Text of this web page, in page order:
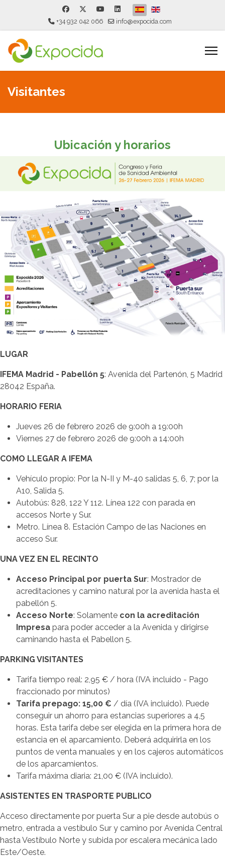
Seleccione su idioma
+34 932 042 066 info@expocida.com
Visitantes
Ubicación y horarios
LUGAR
IFEMA Madrid - Pabellón 5: Avenida del Partenón, 5 Madrid
28042 España.
HORARIO FERIA
Jueves 26 de febrero 2026 de 9:00h a 19:00h
Viernes 27 de febrero 2026 de 9:00h a 14:00h
COMO LLEGAR A IFEMA
Vehículo propio: Por la N-II y M-40 salidas 5, 6, 7; por la
A10, Salida 5.
Autobús: 828, 122 Y 112. Línea 122 con parada en
accesos Norte y Sur.
Metro. Línea 8. Estación Campo de las Naciones en
acceso Sur.
UNA VEZ EN EL RECINTO
Acceso Principal por puerta Sur: Mostrador de
acreditaciones y camino natural por la avenida hasta el
pabellón 5.
Acceso Norte: Solamente con la acreditación
Impresa para poder acceder a la Avenida y dirigirse
caminando hasta el Pabellon 5.
PARKING VISITANTES
Tarifa tiempo real: 2,95 € / hora (IVA incluido - Pago
fraccionado por minutos)
Tarifa prepago: 15,00 € / día (IVA incluido). Puede
conseguir un ahorro para estancias superiores a 4,5
horas. Esta tarifa debe ser elegida en la primera hora de
estancia en el aparcamiento. Deberá adquirirla en los
puntos de venta manuales y en los cajeros automáticos
de los aparcamientos.
Tarifa máxima diaria: 21,00 € (IVA incluido).
ASISTENTES EN TRASPORTE PUBLICO
Acceso directamente por puerta Sur a pie desde autobús o
metro, entrada a vestíbulo Sur y camino por Avenida Central
hasta Vestíbulo Norte y subida por escalera mecánica lado
Este/Oeste.